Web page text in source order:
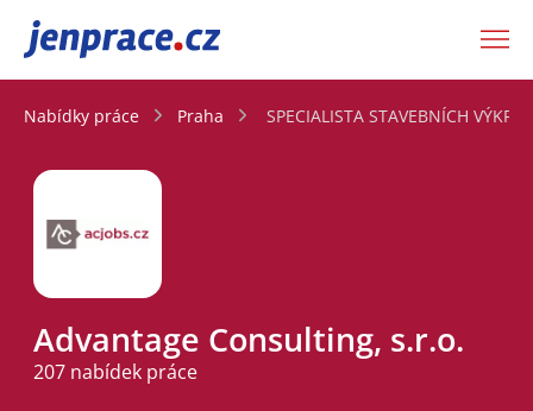
JenPráce.cz
Nabídky práce Praha SPECIALISTA STAVEBNÍCH
Advantage Consulting, s.r.o.
207 nabídek práce